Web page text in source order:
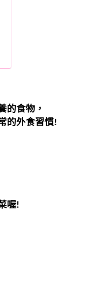
的食物，
的外食習慣!
喔!